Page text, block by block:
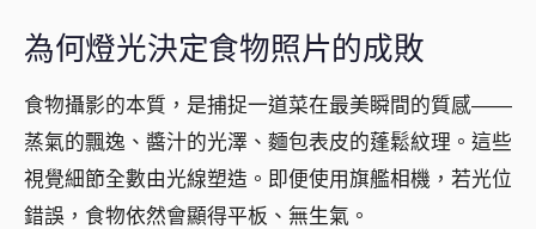
為何燈光決定食物照片的成敗
食物攝影的本質，是捕捉一道菜在最美瞬間的質感——
蒸氣的飄逸、醬汁的光澤、麵包表皮的蓬鬆紋理。這些
視覺細節全數由光線塑造。即便使用旗艦相機，若光位
錯誤，食物依然會顯得平板、無生氣。